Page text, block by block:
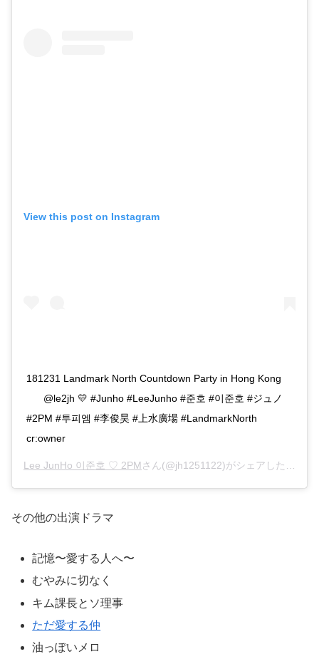
View this post on Instagram
181231 Landmark North Countdown Party in Hong Kong
⠀⠀ @le2jh 💛 #Junho #LeeJunho #준호 #이준호 #ジュノ
#2PM #투피엠 #李俊昊 #上水廣場 #LandmarkNorth
cr:owner
Lee JunHo 이준호 ♡ 2PMさん(@jh1251122)がシェアした投稿 –
その他の出演ドラマ
記憶〜愛する人へ〜
むやみに切なく
キム課長とソ理事
ただ愛する仲
油っぽいメロ